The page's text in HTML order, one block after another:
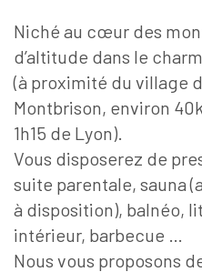
Niché au cœur des
d’altitude dans le
(à proximité du village
Montbrison, environ
1h15 de Lyon).
Vous disposerez de
suite parentale, sauna
à disposition), balnéo,
intérieur, barbecue …
Nous vous proposons